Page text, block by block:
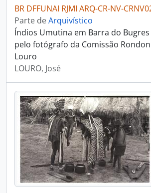
BR DFFUNAI RJMI ARQ-CR-NV-
Parte deArquivístico
Índios Umutina em Barra do
pelo fotógrafo da Comissão
Louro
LOURO, José